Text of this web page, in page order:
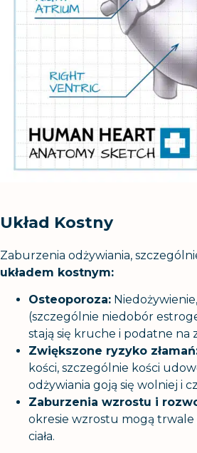
Układ Kostny
Zaburzenia odżywiania,
układem kostnym:
Osteoporoza:
(szczególnie niedobór
stają się kruche i podatne na
Zwiększone ryzyko
kości, szczególnie kości
odżywiania goją się wolniej i
Zaburzenia wzrostu i
okresie wzrostu mogą trwale
ciała.